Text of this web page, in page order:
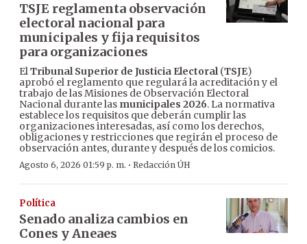
TSJE reglamenta observación
electoral nacional para
municipales y fija requisitos
para organizaciones
ElTribunal Superior de Justicia Electoral(TSJE)
aprobó el reglamento que regulará la acreditación y el
trabajo de las Misiones de Observación Electoral
Nacional durante las municipales 2026. La normativa
establece los requisitos que deberán cumplir las
organizaciones interesadas, así como los derechos,
obligaciones y restricciones que regirán el proceso de
observación antes, durante y después de los comicios.
Agosto 6, 2026 01:59 p. m. · Redacción ÚH
Política
Senado analiza cambios en
Cones y Aneaes